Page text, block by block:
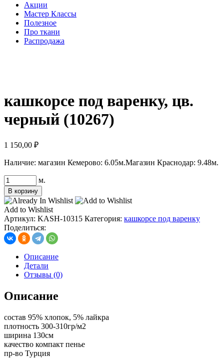
Акции
Мастер Классы
Полезное
Про ткани
Распродажа
кашкорсе под варенку, цв.
черный (10267)
1 150,00 ₽
Наличие: магазин Кемерово: 6.05м.Магазин Краснодар: 9.48м.
Количество
товара
кашкорсе
под
варенку,
цв.
черный
(10267)
м.
В корзину
Add to Wishlist
Артикул: KASH-10315 Категория: кашкорсе под варенку
Поделиться:
Описание
Детали
Отзывы (0)
Описание
состав 95% хлопок, 5% лайкра
плотность 300-310гр/м2
ширина 130см
качество компакт пенье
пр-во Турция